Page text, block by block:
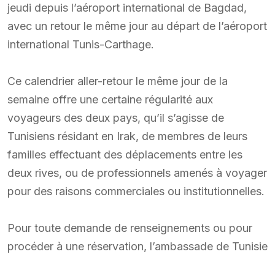
jeudi depuis l’aéroport international de Bagdad,
avec un retour le même jour au départ de l’aéroport
international Tunis-Carthage.
Ce calendrier aller-retour le même jour de la
semaine offre une certaine régularité aux
voyageurs des deux pays, qu’il s’agisse de
Tunisiens résidant en Irak, de membres de leurs
familles effectuant des déplacements entre les
deux rives, ou de professionnels amenés à voyager
pour des raisons commerciales ou institutionnelles.
Pour toute demande de renseignements ou pour
procéder à une réservation, l’ambassade de Tunisie